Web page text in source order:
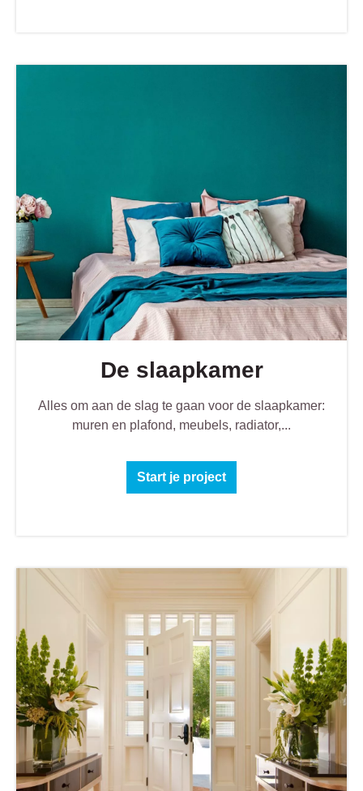
De slaapkamer
Alles om aan de slag te gaan voor de slaapkamer:
muren en plafond, meubels, radiator,...
Start je project